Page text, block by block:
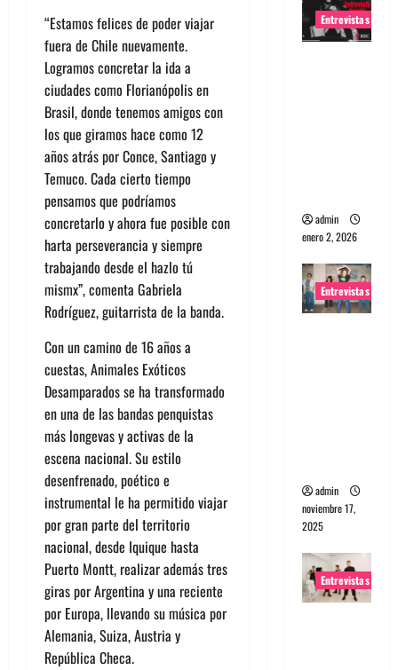
“Estamos felices de poder viajar
fuera de Chile nuevamente.
Logramos concretar la ida a
ciudades como Florianópolis en
Brasil, donde tenemos amigos con
los que giramos hace como 12
años atrás por Conce, Santiago y
Temuco. Cada cierto tiempo
pensamos que podríamos
concretarlo y ahora fue posible con
harta perseverancia y siempre
trabajando desde el hazlo tú
mismx”, comenta Gabriela
Rodríguez, guitarrista de la banda.
Con un camino de 16 años a
cuestas, Animales Exóticos
Desamparados se ha transformado
en una de las bandas penquistas
más longevas y activas de la
escena nacional. Su estilo
desenfrenado, poético e
instrumental le ha permitido viajar
por gran parte del territorio
nacional, desde Iquique hasta
Puerto Montt, realizar además tres
giras por Argentina y una reciente
por Europa, llevando su música por
Alemania, Suiza, Austria y
República Checa.
Entrevistas
admin
enero 2, 2026
Entrevistas
admin
noviembre 17,
2025
Entrevistas